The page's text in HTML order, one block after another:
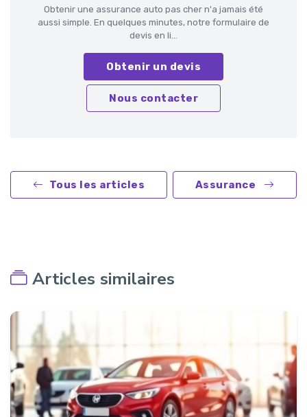
Obtenir une assurance auto pas cher n'a jamais été
aussi simple. En quelques minutes, notre formulaire de
devis en li...
Obtenir un devis
Nous contacter
Tous les articles Assurance
Articles similaires